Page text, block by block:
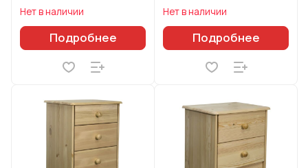
Нет в наличии
Подробнее
Нет в наличии
Подробнее